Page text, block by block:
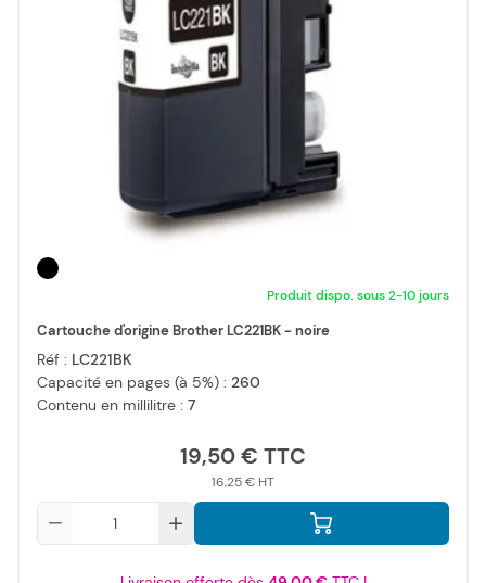
Produit dispo. sous 2-10 jours
Cartouche d'origine Brother LC221BK - noire
Réf : LC221BK
Capacité en pages (à 5%) : 260
Contenu en millilitre : 7
19,50 €
16,25 €